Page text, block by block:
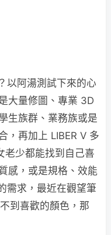
以阿湯測試下來的心
大量修圖、專業 3D
生族群、業務族或是
，再加上 LIBER V 多
老少都能找到自己喜
感，或是規格、效能
需求，最近在觀望筆
到喜歡的顏色，那